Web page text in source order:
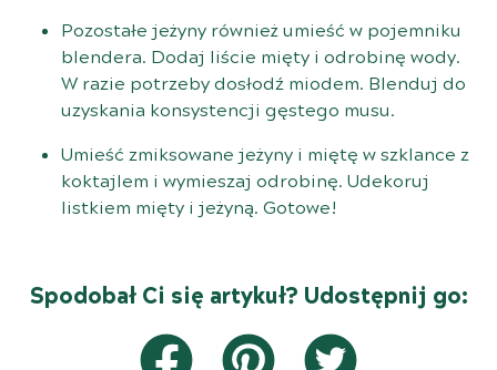
Pozostałe jeżyny również umieść w pojemniku
blendera. Dodaj liście mięty i odrobinę wody.
W razie potrzeby dosłodź miodem. Blenduj do
uzyskania konsystencji gęstego musu.
Umieść zmiksowane jeżyny i miętę w szklance z
koktajlem i wymieszaj odrobinę. Udekoruj
listkiem mięty i jeżyną. Gotowe!
Spodobał Ci się artykuł? Udostępnij go: